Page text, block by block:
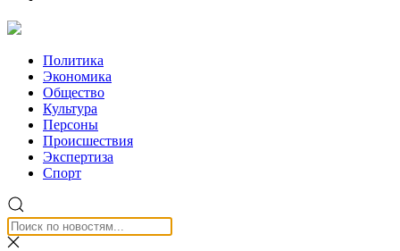
Политика
Экономика
Общество
Культура
Персоны
Происшествия
Экспертиза
Спорт